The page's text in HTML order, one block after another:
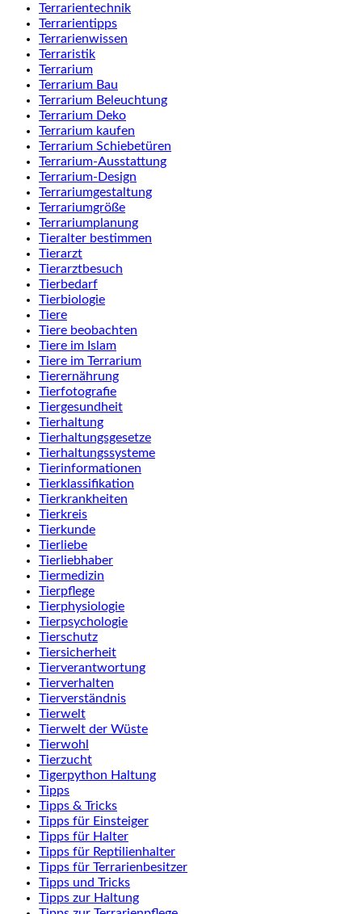
Terrarientechnik
Terrarientipps
Terrarienwissen
Terraristik
Terrarium
Terrarium Bau
Terrarium Beleuchtung
Terrarium Deko
Terrarium kaufen
Terrarium Schiebetüren
Terrarium-Ausstattung
Terrarium-Design
Terrariumgestaltung
Terrariumgröße
Terrariumplanung
Tieralter bestimmen
Tierarzt
Tierarztbesuch
Tierbedarf
Tierbiologie
Tiere
Tiere beobachten
Tiere im Islam
Tiere im Terrarium
Tierernährung
Tierfotografie
Tiergesundheit
Tierhaltung
Tierhaltungsgesetze
Tierhaltungssysteme
Tierinformationen
Tierklassifikation
Tierkrankheiten
Tierkreis
Tierkunde
Tierliebe
Tierliebhaber
Tiermedizin
Tierpflege
Tierphysiologie
Tierpsychologie
Tierschutz
Tiersicherheit
Tierverantwortung
Tierverhalten
Tierverständnis
Tierwelt
Tierwelt der Wüste
Tierwohl
Tierzucht
Tigerpython Haltung
Tipps
Tipps & Tricks
Tipps für Einsteiger
Tipps für Halter
Tipps für Reptilienhalter
Tipps für Terrarienbesitzer
Tipps und Tricks
Tipps zur Haltung